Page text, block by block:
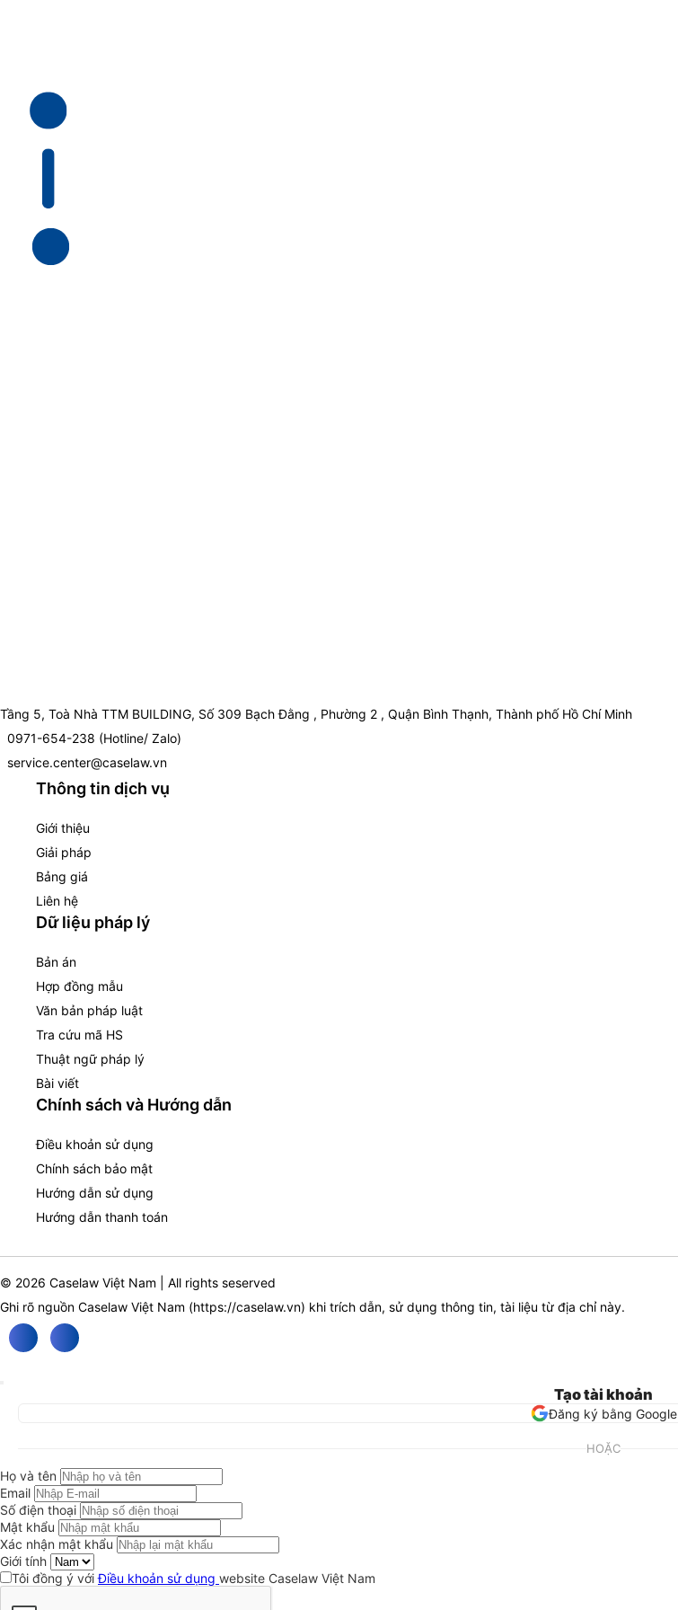
Tầng 5, Toà Nhà TTM BUILDING, Số 309 Bạch Đằng , Phường 2 , Quận Bình Thạnh, Thành phố Hồ Chí Minh
0971-654-238 (Hotline/ Zalo)
service.center@caselaw.vn
Thông tin dịch vụ
Giới thiệu
Giải pháp
Bảng giá
Liên hệ
Dữ liệu pháp lý
Bản án
Hợp đồng mẫu
Văn bản pháp luật
Tra cứu mã HS
Thuật ngữ pháp lý
Bài viết
Chính sách và Hướng dẫn
Điều khoản sử dụng
Chính sách bảo mật
Hướng dẫn sử dụng
Hướng dẫn thanh toán
© 2026 Caselaw Việt Nam | All rights seserved
Ghi rõ nguồn Caselaw Việt Nam (https://caselaw.vn) khi trích dẫn, sử dụng thông tin, tài liệu từ địa chỉ này.
Tạo tài khoản
Đăng ký bằng Google
HOẶC
Họ và tên
Email
Số điện thoại
Mật khẩu
Xác nhận mật khẩu
Giới tính
Tôi đồng ý vớiĐiều khoản sử dụng website Caselaw Việt Nam